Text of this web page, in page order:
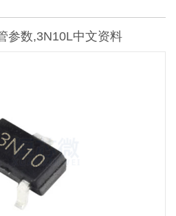
参数,3N10L中文资料